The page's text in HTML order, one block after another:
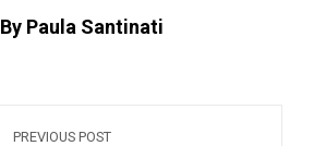
By Paula Santinati
PREVIOUS POST